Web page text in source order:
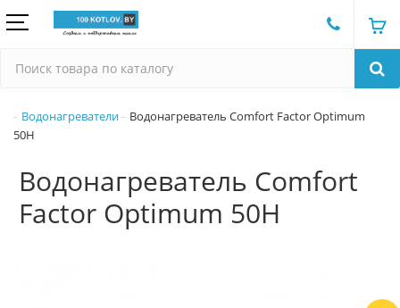
Водонагреватели
Водонагреватель Comfort Factor Optimum
50H
Водонагреватель Comfort
Factor Optimum 50H